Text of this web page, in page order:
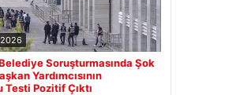
Soruşturmasında Şok
Yardımcısının
Testi Pozitif Çıktı